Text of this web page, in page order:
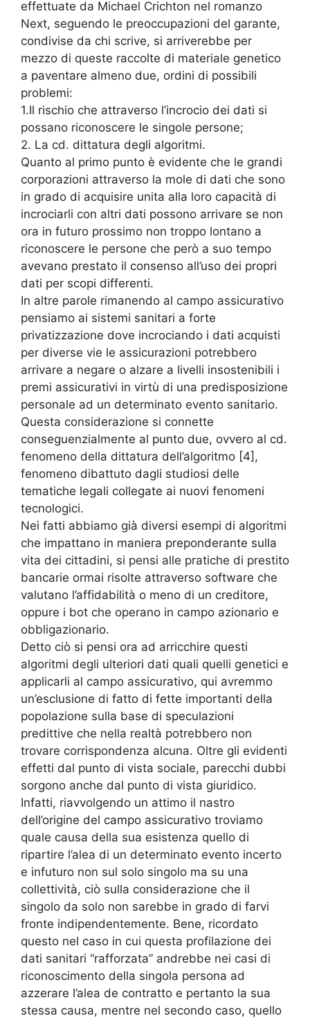
effettuate da Michael Crichton nel romanzo
Next, seguendo le preoccupazioni del garante,
condivise da chi scrive, si arriverebbe per
mezzo di queste raccolte di materiale genetico
a paventare almeno due, ordini di possibili
problemi:
1.Il rischio che attraverso l’incrocio dei dati si
possano riconoscere le singole persone;
2. La cd. dittatura degli algoritmi.
Quanto al primo punto è evidente che le grandi
corporazioni attraverso la mole di dati che sono
in grado di acquisire unita alla loro capacità di
incrociarli con altri dati possono arrivare se non
ora in futuro prossimo non troppo lontano a
riconoscere le persone che però a suo tempo
avevano prestato il consenso all’uso dei propri
dati per scopi differenti.
In altre parole rimanendo al campo assicurativo
pensiamo ai sistemi sanitari a forte
privatizzazione dove incrociando i dati acquisti
per diverse vie le assicurazioni potrebbero
arrivare a negare o alzare a livelli insostenibili i
premi assicurativi in virtù di una predisposizione
personale ad un determinato evento sanitario.
Questa considerazione si connette
conseguenzialmente al punto due, ovvero al cd.
fenomeno della dittatura dell’algoritmo [4],
fenomeno dibattuto dagli studiosi delle
tematiche legali collegate ai nuovi fenomeni
tecnologici.
Nei fatti abbiamo già diversi esempi di algoritmi
che impattano in maniera preponderante sulla
vita dei cittadini, si pensi alle pratiche di prestito
bancarie ormai risolte attraverso software che
valutano l’affidabilità o meno di un creditore,
oppure i bot che operano in campo azionario e
obbligazionario.
Detto ciò si pensi ora ad arricchire questi
algoritmi degli ulteriori dati quali quelli genetici e
applicarli al campo assicurativo, qui avremmo
un’esclusione di fatto di fette importanti della
popolazione sulla base di speculazioni
predittive che nella realtà potrebbero non
trovare corrispondenza alcuna. Oltre gli evidenti
effetti dal punto di vista sociale, parecchi dubbi
sorgono anche dal punto di vista giuridico.
Infatti, riavvolgendo un attimo il nastro
dell’origine del campo assicurativo troviamo
quale causa della sua esistenza quello di
ripartire l’alea di un determinato evento incerto
e infuturo non sul solo singolo ma su una
collettività, ciò sulla considerazione che il
singolo da solo non sarebbe in grado di farvi
fronte indipendentemente. Bene, ricordato
questo nel caso in cui questa profilazione dei
dati sanitari “rafforzata” andrebbe nei casi di
riconoscimento della singola persona ad
azzerare l’alea de contratto e pertanto la sua
stessa causa, mentre nel secondo caso, quello